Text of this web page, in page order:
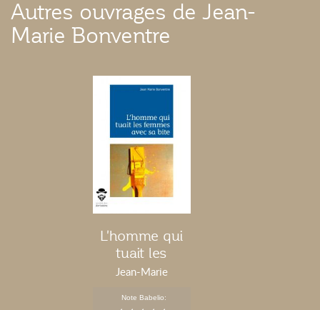
Autres ouvrages de Jean-
Marie Bonventre
L'homme qui
tuait les
femmes avec
Jean-Marie
Note Babelio: